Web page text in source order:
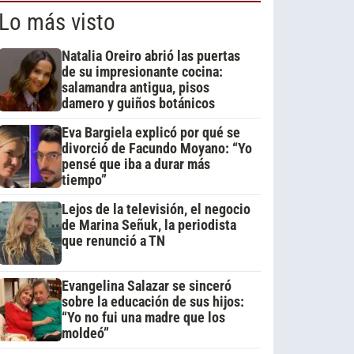
más visto
Natalia Oreiro abrió las puertas
de su impresionante cocina:
salamandra antigua, pisos
damero y guiños botánicos
Eva Bargiela explicó por qué se
divorció de Facundo Moyano: “Yo
pensé que iba a durar más
tiempo”
Lejos de la televisión, el negocio
de Marina Señuk, la periodista
que renunció a TN
Evangelina Salazar se sinceró
sobre la educación de sus hijos:
“Yo no fui una madre que los
moldeó”